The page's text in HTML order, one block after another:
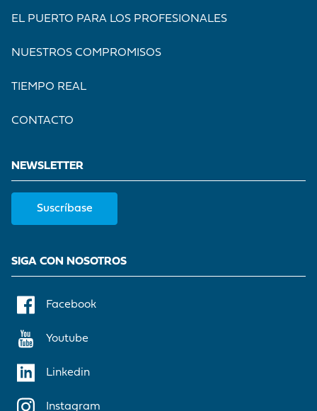
EL PUERTO PARA LOS PROFESIONALES
NUESTROS COMPROMISOS
TIEMPO REAL
CONTACTO
NEWSLETTER
Suscríbase
SIGA CON NOSOTROS
Facebook
Youtube
Linkedin
Instagram